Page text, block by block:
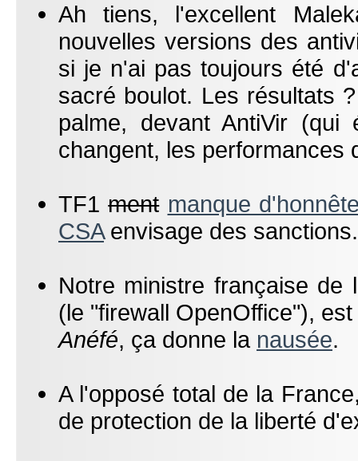
Ah tiens, l'excellent
nouvelles versions des
si je n'ai pas toujours été
sacré boulot. Les résultats
palme, devant AntiVir
changent, les performances
TF1ment manque
CSAenvisage des sanctions.
Notre ministre française de
(le "firewall OpenOffice"),
Anéfé, ça donne la nausée.
A l'opposé total de la
de protection de la liberté